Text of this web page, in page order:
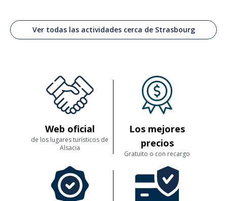
Ver todas las actividades cerca de Strasbourg
Web oficial
de los lugares turísticos de
Alsacia
Los mejores
precios
Gratuito o con recargo